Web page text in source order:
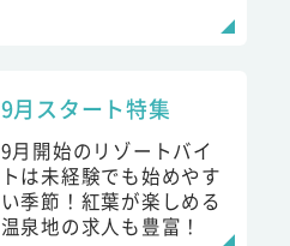
9月スタート特集
9月開始のリゾートバイ
トは未経験でも始めやす
い季節！紅葉が楽しめる
温泉地の求人も豊富！